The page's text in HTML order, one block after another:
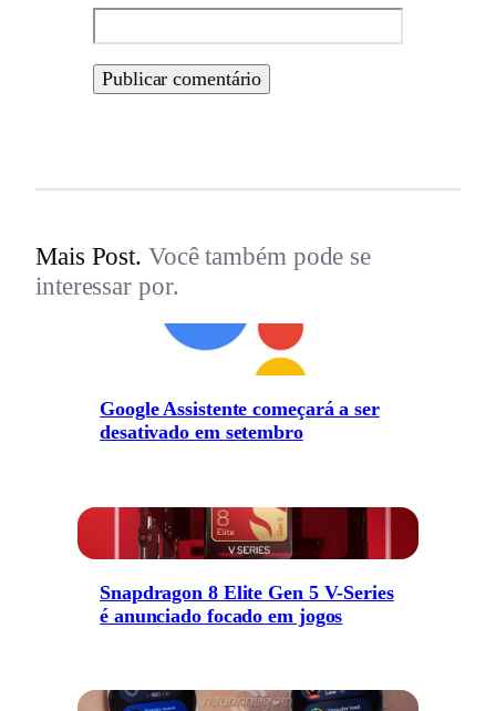
Mais Post. Você também pode se
interessar por.
Google Assistente começará a ser
desativado em setembro
Snapdragon 8 Elite Gen 5 V-Series
é anunciado focado em jogos